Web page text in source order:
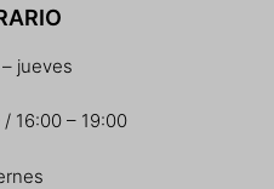
jueves
16:00 – 19:00